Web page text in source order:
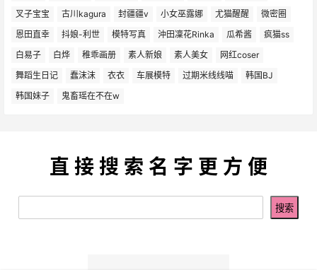
叉子宝宝
古川kagura 封疆疆v 小女巫露娜 尤猫醒醒
微密圈
恩田直幸
抖娘-利世 模特写真 沖田凜花Rinka 瓜希酱
疯猫ss
白易子
白烨 稚乖画册 素人新娘 素人美女
网红coser
舞蹈生日记
蠢沫沫 衣衣 车展模特 过期米线线喵
韩国BJ
韩国妹子
鬼畜瑶在不在w
直 接 搜 索 名 字 更 方 便